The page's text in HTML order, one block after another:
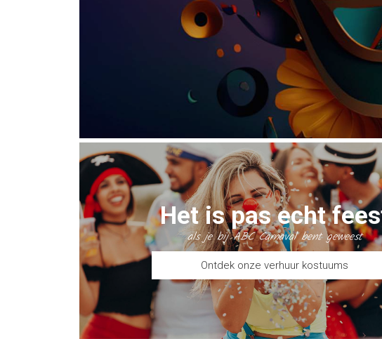
Het is pas echt
als je bij ABC Carnaval bent geweest
Ontdek onze verhuur kostuums